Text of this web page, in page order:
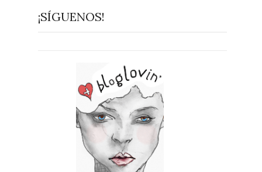
¡SÍGUENOS!